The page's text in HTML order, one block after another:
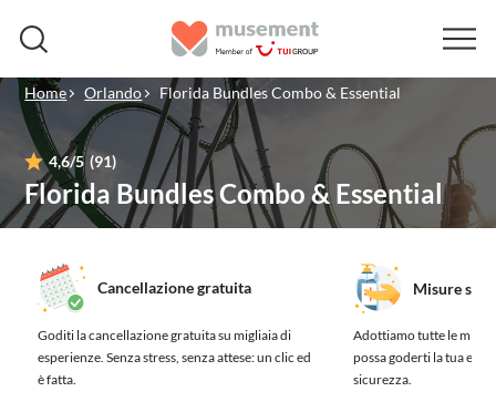
Home Orlando Florida Bundles Combo & Essential
4,6/5 (91)
Florida Bundles Combo & Essential
Cancellazione gratuita
Goditi la cancellazione gratuita su migliaia di
esperienze. Senza stress, senza attese: un clic ed
è fatta.
Misure
Adottiamo tutte le
possa goderti la tua
sicurezza.